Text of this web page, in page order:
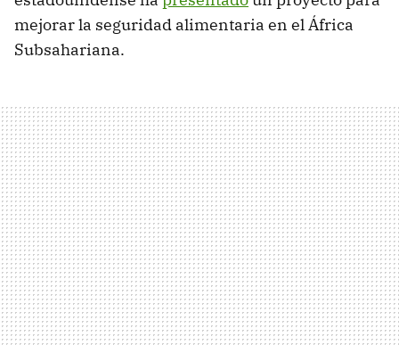
mejorar la seguridad alimentaria en el África
Subsahariana.